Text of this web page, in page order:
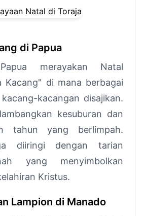
di Papua
merayakan Natal
Kacang" di mana berbagai
kacangan disajikan.
kesuburan dan
tahun yang berlimpah.
diiringi dengan tarian
yang menyimbolkan
Kristus.
Lampion di Manado